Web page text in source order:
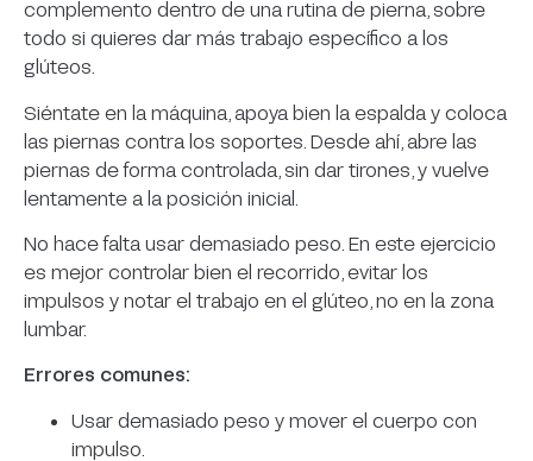
complemento dentro de una rutina de pierna, sobre
todo si quieres dar más trabajo específico a los
glúteos.
Siéntate en la máquina, apoya bien la espalda y coloca
las piernas contra los soportes. Desde ahí, abre las
piernas de forma controlada, sin dar tirones, y vuelve
lentamente a la posición inicial.
No hace falta usar demasiado peso. En este ejercicio
es mejor controlar bien el recorrido, evitar los
impulsos y notar el trabajo en el glúteo, no en la zona
lumbar.
Errores comunes:
Usar demasiado peso y mover el cuerpo con
impulso.